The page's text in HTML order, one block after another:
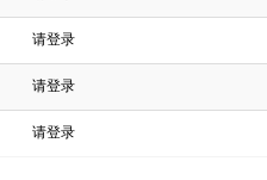
请登录
请登录
请登录